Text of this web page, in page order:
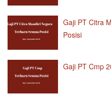
Gaji PT Citra
Posisi
Gaji PT Cmp